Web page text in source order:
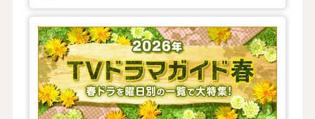
【2026年春】TVドラマガイド